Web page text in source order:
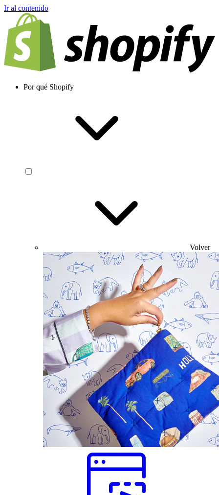
Ir al contenido
Por qué Shopify
Volver